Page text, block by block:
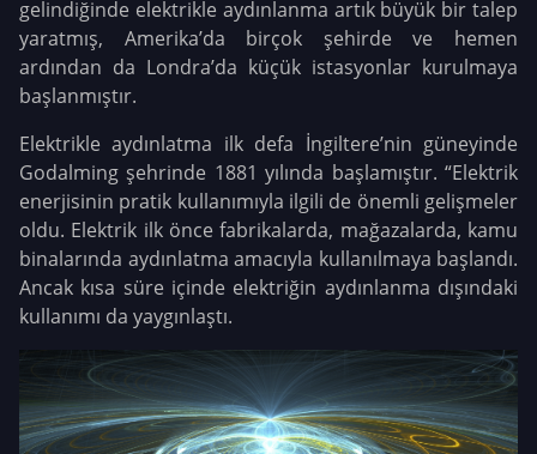
gelindiğinde elektrikle aydınlanma artık büyük bir talep
yaratmış, Amerika’da birçok şehirde ve hemen
ardından da Londra’da küçük istasyonlar kurulmaya
başlanmıştır.
Elektrikle aydınlatma ilk defa İngiltere’nin güneyinde
Godalming şehrinde 1881 yılında başlamıştır. “Elektrik
enerjisinin pratik kullanımıyla ilgili de önemli gelişmeler
oldu. Elektrik ilk önce fabrikalarda, mağazalarda, kamu
binalarında aydınlatma amacıyla kullanılmaya başlandı.
Ancak kısa süre içinde elektriğin aydınlanma dışındaki
kullanımı da yaygınlaştı.